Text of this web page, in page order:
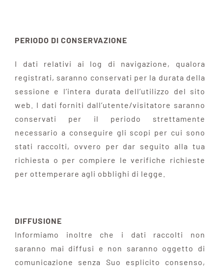
PERIODO DI CONSERVAZIONE
I dati relativi ai log di navigazione, qualora
registrati, saranno conservati per la durata della
sessione e l’intera durata dell’utilizzo del sito
web. I dati forniti dall’utente/visitatore saranno
conservati per il periodo strettamente
necessario a conseguire gli scopi per cui sono
stati raccolti, ovvero per dar seguito alla tua
richiesta o per compiere le verifiche richieste
per ottemperare agli obblighi di legge.
DIFFUSIONE
Informiamo inoltre che i dati raccolti non
saranno mai diffusi e non saranno oggetto di
comunicazione senza Suo esplicito consenso,